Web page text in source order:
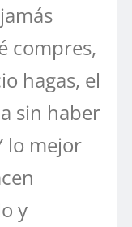
compres,
hagas, el
sin haber
lo mejor
y